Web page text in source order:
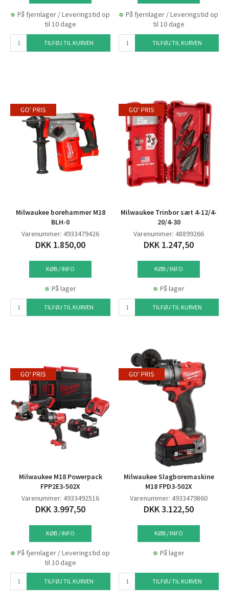
På fjernlager / Leveringstid op
til 10 dage
TILFØJ TIL KURVEN
På fjernlager / Leveringstid op
til 10 dage
TILFØJ TIL KURVEN
Milwaukee borehammer M18
BLH-0
Varenummer: 4933479426
DKK 1.850,00
KØB / INFO
På lager
TILFØJ TIL KURVEN
Milwaukee Trinbor sæt 4-12/4-
20/4-30
Varenummer: 48899266
DKK 1.247,50
KØB / INFO
På lager
TILFØJ TIL KURVEN
Milwaukee M18 Powerpack
FPP2E3-502X
Varenummer: 4933492516
DKK 3.997,50
KØB / INFO
På fjernlager / Leveringstid op
til 10 dage
TILFØJ TIL KURVEN
Milwaukee Slagboremaskine
M18 FPD3-502X
Varenummer: 4933479860
DKK 3.122,50
KØB / INFO
På lager
TILFØJ TIL KURVEN